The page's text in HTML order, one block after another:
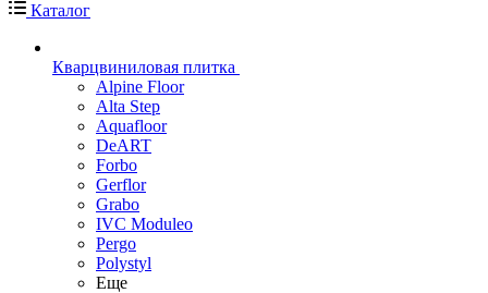
Каталог
Кварцвиниловая плитка
Alpine Floor
Alta Step
Aquafloor
DeART
Forbo
Gerflor
Grabo
IVC Moduleo
Pergo
Polystyl
Еще